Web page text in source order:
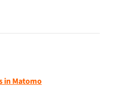
in Matomo